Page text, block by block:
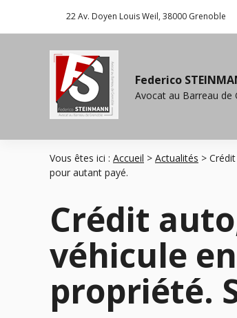
22 Av. Doyen Louis Weil 38000 Grenoble
Federico
Avocat au Barreau de
Vous êtes ici : Accueil > Actualités >
pour autant payé.
Crédit
véhicule
propriété.